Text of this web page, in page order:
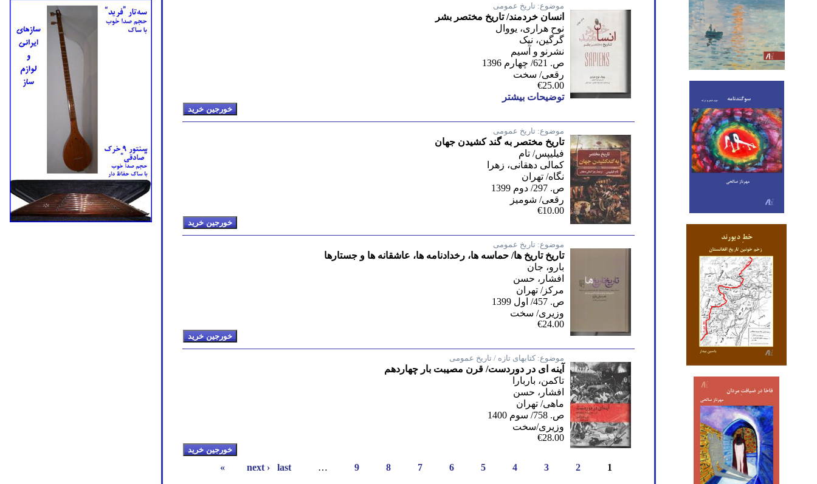
موضوع: تاریخ عمومی
انسان خردمند/ تاریخ مختصر بشر
نوح هراری، یووال
گرگین، نیک
نشرنو و آسیم
ص. 621/ چهارم 1396
رقعی/ سخت
€25.00
توضیحات بیشتر
موضوع: تاریخ عمومی
تاریخ مختصر به گند کشیدن جهان
فیلیپس/ تام
کمالی دهقانی، زهرا
نگاه/ تهران
ص. 297/ دوم 1399
رقعی/ شومیز
€10.00
موضوع: تاریخ عمومی
تاریخ تاریخ ها/ حماسه ها، رخدادنامه ها، عاشقانه ها و جستارها
بارو، جان
افشار، حسن
مرکز/ تهران
ص. 457/ اول 1399
وزیری/ سخت
€24.00
موضوع: کتابهای تازه / تاریخ عمومی
آینه ای در دوردست/ قرن مصیبت بار چهاردهم
تاکمن، باربارا
افشار، حسن
ماهی/ تهران
ص. 758/ سوم 1400
وزیری/سخت
€28.00
1
2
3
4
5
6
7
8
9
…
next › last »